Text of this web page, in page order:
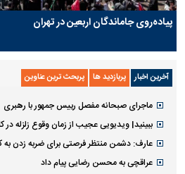
پیاده‌روی جاماندگان اربعین در تهران
آخرین اخبار پربازدید ها پربحث ترین عناوین
ماجرای صبحانه مفصل رییس جمهور با رهبری
ببینید| ویدیویی عجیب از زمان وقوع زلزله در
عارف: دشمن منتظر فرصتی برای ضربه زدن به
عراقچی به محسن رضایی پیام داد